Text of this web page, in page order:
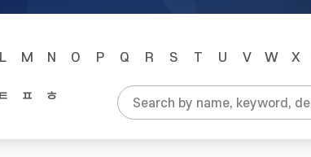
L M N O P Q R S T U V W X
ㅌ ㅍ ㅎ